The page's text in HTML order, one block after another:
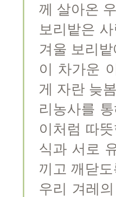
께 살아온
보리밭은
겨울 보리
이 차가운
게 자란 늦
리농사를
이처럼 따
식과 서로
끼고 깨닫
우리 겨레